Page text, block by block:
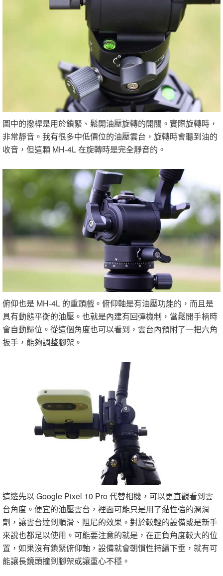
圖中的撥桿是用於鎖緊、鬆開油壓旋轉的開關。實際旋轉時，
非常靜音。我有很多中低價位的油壓雲台，旋轉時會聽到油的
收音，但這顆 MH-4L 在旋轉時是完全靜音的。
俯仰也是 MH-4L 的重頭戲。俯仰軸是有油壓功能的，而且是
具有動態平衡的油壓。也就是內建有回彈機制，當鬆開手柄時
會自動歸位。從這個角度也可以看到，雲台內預附了一把六角
扳手，能夠調整腳架。
這邊先以 Google Pixel 10 Pro 代替相機，可以更直觀看到雲
台角度。便宜的油壓雲台，裡面可能只是用了黏性強的潤滑
劑，讓雲台達到順滑、阻尼的效果。對於較輕的設備或是新手
來說也都足以使用。可能要注意的就是，在正負角度較大的位
置，如果沒有鎖緊俯仰軸，設備就會朝慣性持續下垂，就有可
能讓長鏡頭撞到腳架或讓重心不穩。